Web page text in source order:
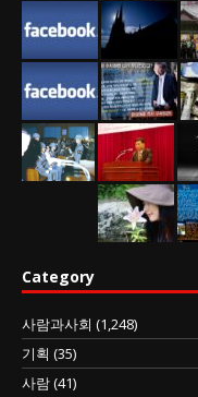
Category
사람과사회 (1,248)
기획 (35)
사람(41)